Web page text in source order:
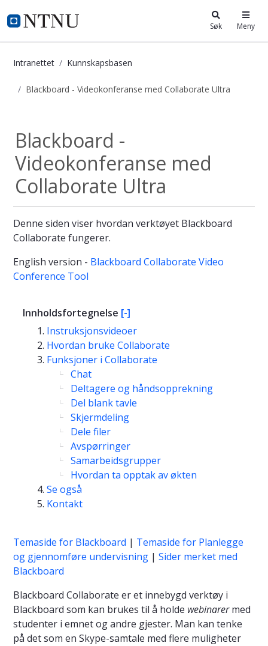
i.ntnu.no Søk Meny
Intranettet Kunnskapsbasen
Blackboard - Videokonferanse med Collaborate Ultra
Blackboard -
Videokonferanse med
Collaborate Ultra
Denne siden viser hvordan verktøyet Blackboard
Collaborate fungerer.
English version - Blackboard Collaborate Video
Conference Tool
Innholdsfortegnelse [-]
Instruksjonsvideoer
Hvordan bruke Collaborate
Funksjoner i Collaborate
Chat
Deltagere og håndsopprekning
Del blank tavle
Skjermdeling
Dele filer
Avspørringer
Samarbeidsgrupper
Hvordan ta opptak av økten
Se også
Kontakt
Temaside for Blackboard | Temaside for Planlegge
og gjennomføre undervisning | Sider merket med
Blackboard
Blackboard Collaborate er et innebygd verktøy i
Blackboard som kan brukes til å holde webinarermed
studenter i emnet og andre gjester. Man kan tenke
på det som en Skype-samtale med flere muligheter